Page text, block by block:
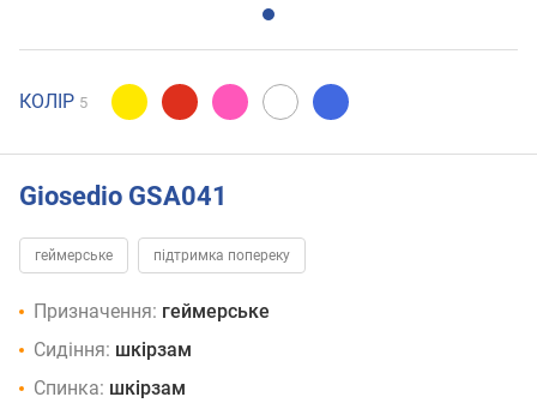
КОЛІР 5
Giosedio GSA041
геймерське підтримка попереку
Призначення: геймерське
Сидіння: шкірзам
Спинка: шкірзам